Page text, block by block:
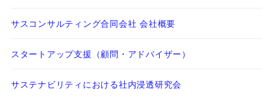
サスコンサルティング合同会社 会社概要
スタートアップ支援（顧問・アドバイザー）
サステナビリティにおける社内浸透研究会